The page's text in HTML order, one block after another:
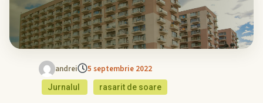
andrei 5 septembrie 2022
Jurnalul rasarit de soare